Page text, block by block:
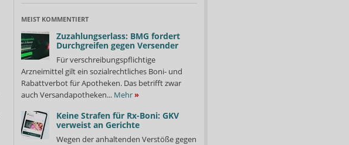
MEIST KOMMENTIERT
Zuzahlungserlass: BMG fordert
Durchgreifen gegen Versender
Für verschreibungspflichtige
Arzneimittel gilt ein sozialrechtliches Boni- und
Rabattverbot für Apotheken. Das betrifft zwar
auch Versandapotheken... Mehr»
Keine Strafen für Rx-Boni: GKV
verweist an Gerichte
Wegen der anhaltenden Verstöße gegen